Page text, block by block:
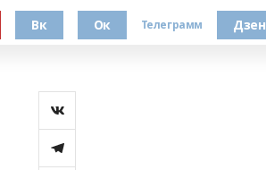
Вк Ок Телеграмм Дзен